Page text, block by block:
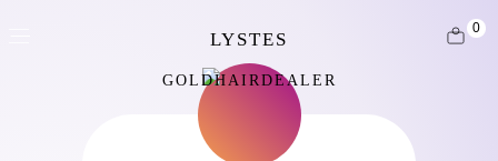
GOLDHAIRDEALER
0